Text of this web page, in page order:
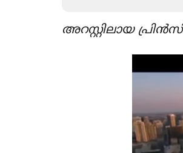
അറസ്റ്റിലായ